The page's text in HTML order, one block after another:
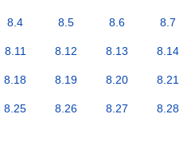
8.4 8.5 8.6 8.7
8.11 8.12 8.13 8.14
8.18 8.19 8.20 8.21
8.25 8.26 8.27 8.28